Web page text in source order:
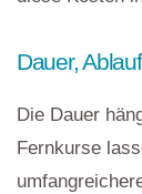
Dauer,
Die Dauer
Fernkurse